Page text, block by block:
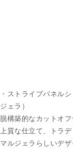
・ストライプパネル
ジェラ）
脱構築的なカットオ
上質な仕立て、トラ
マルジェラらしいデ